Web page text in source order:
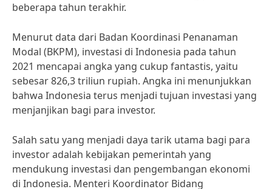
beberapa tahun terakhir.
Menurut data dari Badan Koordinasi Penanaman
Modal (BKPM), investasi di Indonesia pada tahun
2021 mencapai angka yang cukup fantastis, yaitu
sebesar 826,3 triliun rupiah. Angka ini menunjukkan
bahwa Indonesia terus menjadi tujuan investasi yang
menjanjikan bagi para investor.
Salah satu yang menjadi daya tarik utama bagi para
investor adalah kebijakan pemerintah yang
mendukung investasi dan pengembangan ekonomi
di Indonesia. Menteri Koordinator Bidang